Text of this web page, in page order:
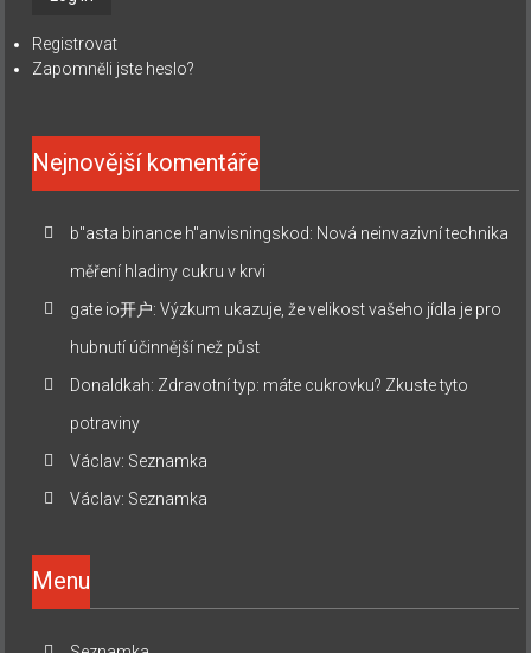
Registrovat
Zapomněli jste heslo?
Nejnovější komentáře
b"asta binance h"anvisningskod: Nová neinvazivní technika
měření hladiny cukru v krvi
gate io开户:Výzkum ukazuje, že velikost vašeho jídla je pro
hubnutí účinnější než půst
Donaldkah: Zdravotní typ: máte cukrovku? Zkuste tyto
potraviny
Václav: Seznamka
Václav: Seznamka
Menu